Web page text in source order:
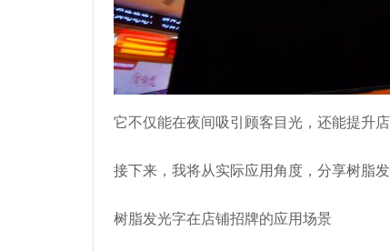
它不仅能在夜间吸引顾客目光，还能提升
接下来，我将从实际应用角度，分享树脂
树脂发光字在店铺招牌的应用场景